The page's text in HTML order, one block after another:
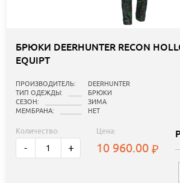
БРЮКИ DEERHUNTER RECON
EQUIPT
ПРОИЗВОДИТЕЛЬ:
DEERHUNTER
ТИП ОДЕЖДЫ:
БРЮКИ
СЕЗОН:
ЗИМА
МЕМБРАНА:
НЕТ
Количество:
- +
Цена:
10 960.00